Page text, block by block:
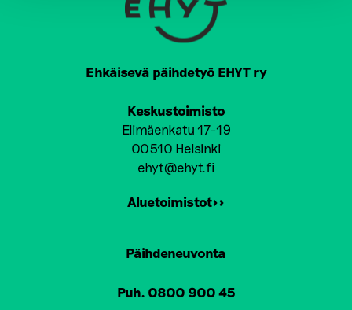
Ehkäisevä päihdetyö EHYT ry
Keskustoimisto
Elimäenkatu 17-19
00510 Helsinki
ehyt@ehyt.fi
Aluetoimistot>>
Päihdeneuvonta
Puh. 0800 900 45